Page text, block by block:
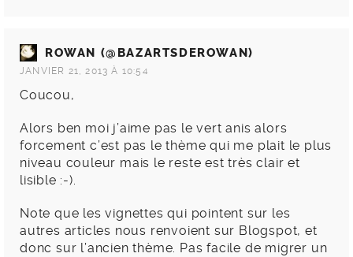
ROWAN (@BAZARTSDEROWAN)
JANVIER 21, 2013 À 10:54
Coucou,
Alors ben moi j’aime pas le vert anis alors
forcement c’est pas le thème qui me plait le plus
niveau couleur mais le reste est très clair et
lisible :-).
Note que les vignettes qui pointent sur les
autres articles nous renvoient sur Blogspot, et
donc sur l’ancien thème. Pas facile de migrer un